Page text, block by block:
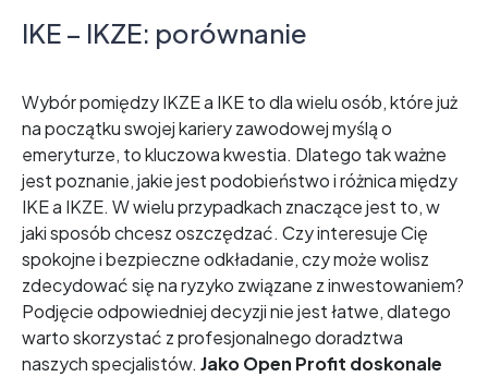
IKE – IKZE: porównanie
Wybór pomiędzy IKZE a IKE to dla wielu osób, które już
na początku swojej kariery zawodowej myślą o
emeryturze, to kluczowa kwestia. Dlatego tak ważne
jest poznanie, jakie jest podobieństwo i różnica między
IKE a IKZE. W wielu przypadkach znaczące jest to, w
jaki sposób chcesz oszczędzać. Czy interesuje Cię
spokojne i bezpieczne odkładanie, czy może wolisz
zdecydować się na ryzyko związane z inwestowaniem?
Podjęcie odpowiedniej decyzji nie jest łatwe, dlatego
warto skorzystać z profesjonalnego doradztwa
naszych specjalistów. Jako Open Profit doskonale